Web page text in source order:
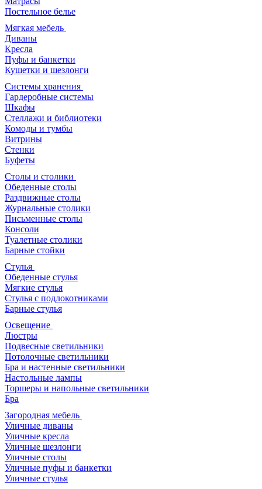
Постельное белье
Мягкая мебель
Диваны
Кресла
Пуфы и банкетки
Кушетки и шезлонги
Системы хранения
Гардеробные системы
Шкафы
Стеллажи и библиотеки
Комоды и тумбы
Витрины
Стенки
Буфеты
Столы и столики
Обеденные столы
Раздвижные столы
Журнальные столики
Письменные столы
Консоли
Туалетные столики
Барные стойки
Стулья
Обеденные стулья
Мягкие стулья
Стулья с подлокотниками
Барные стулья
Освещение
Люстры
Подвесные светильники
Потолочные светильники
Бра и настенные светильники
Настольные лампы
Торшеры и напольные светильники
Бра
Загородная мебель
Уличные диваны
Уличные кресла
Уличные шезлонги
Уличные столы
Уличные пуфы и банкетки
Уличные стулья